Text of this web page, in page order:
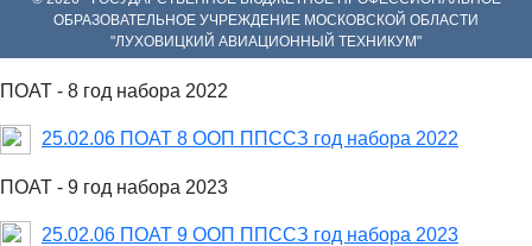
ОБРАЗОВАТЕЛЬНОЕ УЧРЕЖДЕНИЕ МОСКОВСКОЙ ОБЛАСТИ
"ЛУХОВИЦКИЙ АВИАЦИОННЫЙ ТЕХНИКУМ"
ПОАТ - 8 год набора 2022
25.02.06 ПОАТ 8 ООП ППССЗ год набора 2022
ПОАТ - 9 год набора 2023
25.02.06 ПОАТ 9 ООП ППССЗ год набора 2023